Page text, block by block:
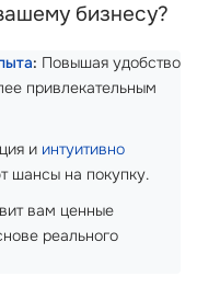
бизнесу?
: Повышая удобство
привлекательным
и интуитивно
шансы на покупку.
вам ценные
реального